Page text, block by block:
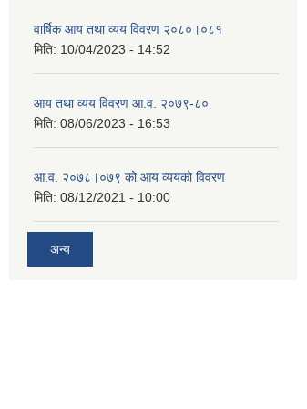
वार्षिक आय तथा व्यय विवरण २०८०।०८१
मिति: 10/04/2023 - 14:52
आय तथा व्यय विवरण आ.व. २०७९-८०
मिति: 08/06/2023 - 16:53
आ.व. २०७८।०७९ को आय व्ययको विवरण
मिति: 08/12/2021 - 10:00
अन्य